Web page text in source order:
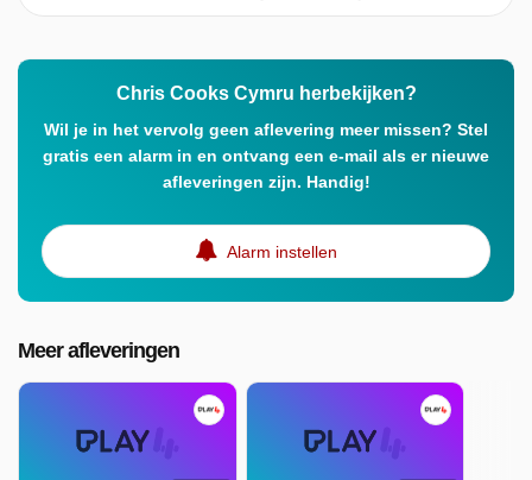
Chris Cooks Cymru herbekijken?
Wil je in het vervolg geen aflevering meer missen? Stel
gratis een alarm in en ontvang een e-mail als er nieuwe
afleveringen zijn. Handig!
Alarm instellen
Meer afleveringen